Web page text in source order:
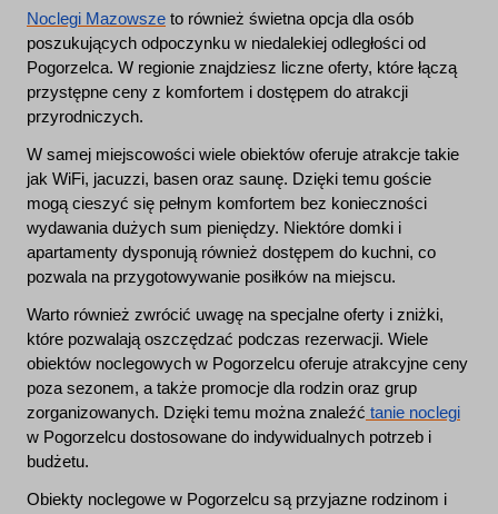
Noclegi Mazowsze to również świetna opcja dla osób
poszukujących odpoczynku w niedalekiej odległości od
Pogorzelca. W regionie znajdziesz liczne oferty, które łączą
przystępne ceny z komfortem i dostępem do atrakcji
przyrodniczych.
W samej miejscowości wiele obiektów oferuje atrakcje takie
jak WiFi, jacuzzi, basen oraz saunę. Dzięki temu goście
mogą cieszyć się pełnym komfortem bez konieczności
wydawania dużych sum pieniędzy. Niektóre domki i
apartamenty dysponują również dostępem do kuchni, co
pozwala na przygotowywanie posiłków na miejscu.
Warto również zwrócić uwagę na specjalne oferty i zniżki,
które pozwalają oszczędzać podczas rezerwacji. Wiele
obiektów noclegowych w Pogorzelcu oferuje atrakcyjne ceny
poza sezonem, a także promocje dla rodzin oraz grup
zorganizowanych. Dzięki temu można znaleźć tanie noclegi
w Pogorzelcu dostosowane do indywidualnych potrzeb i
budżetu.
Obiekty noclegowe w Pogorzelcu są przyjazne rodzinom i